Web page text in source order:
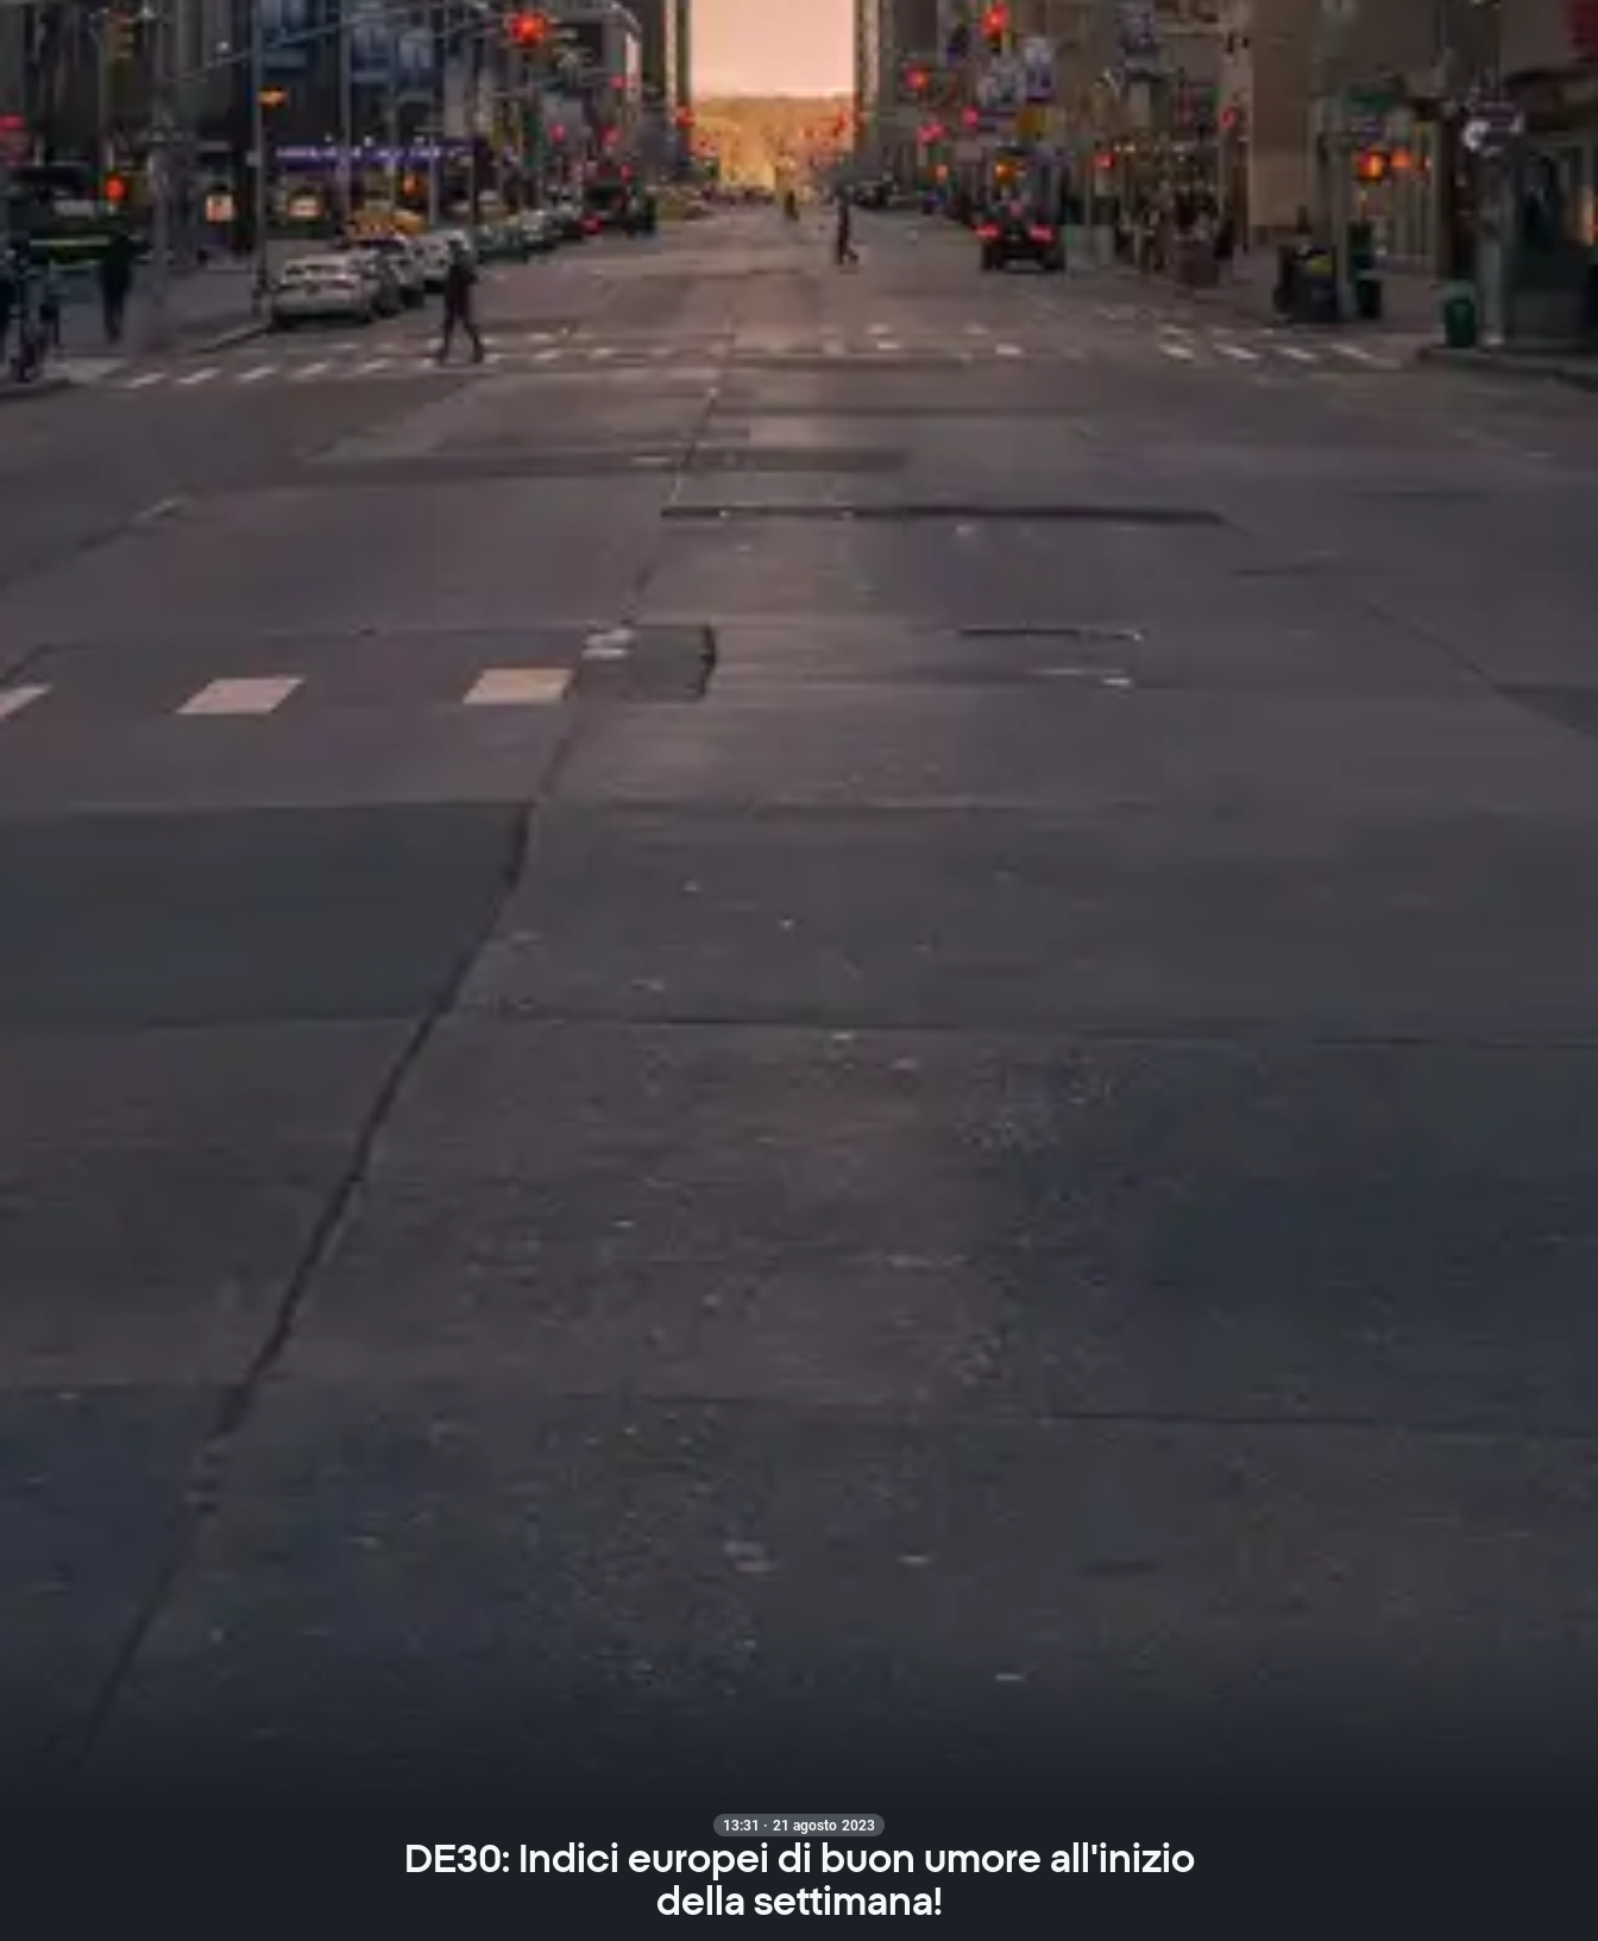
13:31 · 21 agosto 2023
DE30: Indici europei di buon umore all'inizio
della settimana!